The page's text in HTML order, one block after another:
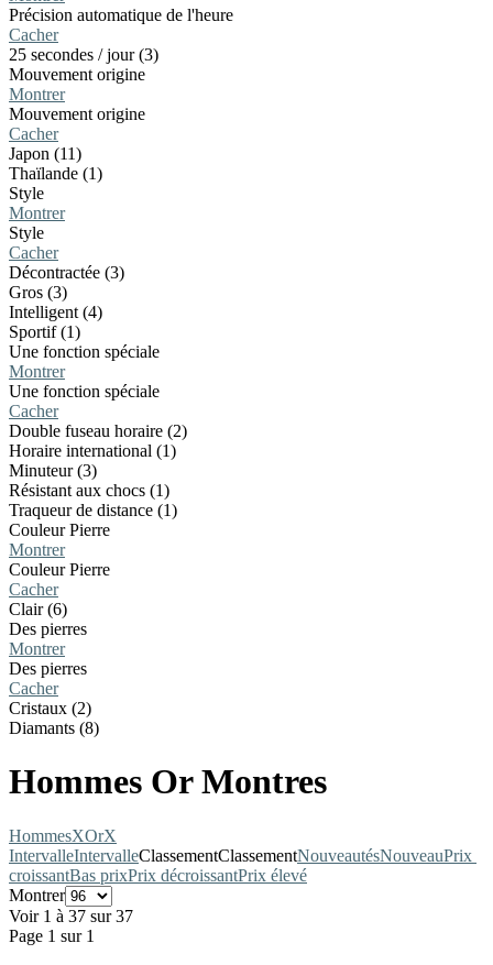
Précision automatique de l'heure
Cacher
25 secondes / jour (3)
Mouvement origine
Montrer
Mouvement origine
Cacher
Japon (11)
Thaïlande (1)
Style
Montrer
Style
Cacher
Décontractée (3)
Gros (3)
Intelligent (4)
Sportif (1)
Une fonction spéciale
Montrer
Une fonction spéciale
Cacher
Double fuseau horaire (2)
Horaire international (1)
Minuteur (3)
Résistant aux chocs (1)
Traqueur de distance (1)
Couleur Pierre
Montrer
Couleur Pierre
Cacher
Clair (6)
Des pierres
Montrer
Des pierres
Cacher
Cristaux (2)
Diamants (8)
Hommes Or Montres
HommesXOrX
IntervalleIntervalleClassementClassementNouveautésNouveauPrix ​​
croissantBas prixPrix décroissantPrix élevé
Montrer
Voir 1 à 37 sur 37
Page 1 sur 1